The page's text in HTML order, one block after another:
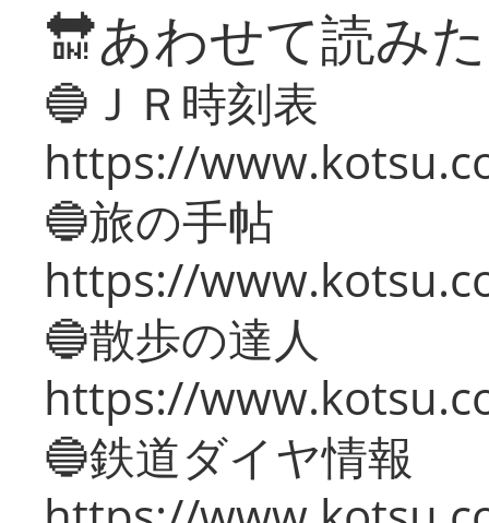
🔛あわせて読み
🔵ＪＲ時刻表
https://
🔵旅の手帖
https://
🔵散歩の達人
https://
🔵鉄道ダイヤ情報